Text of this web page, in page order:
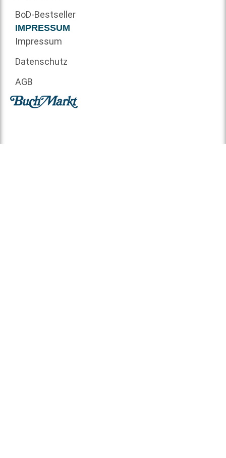
BoD-Bestseller
IMPRESSUM
Impressum
Datenschutz
AGB